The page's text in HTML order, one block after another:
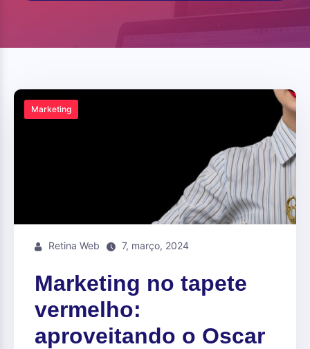
Marketing
Retina Web 7, março, 2024
Marketing no tapete
vermelho:
aproveitando o Oscar